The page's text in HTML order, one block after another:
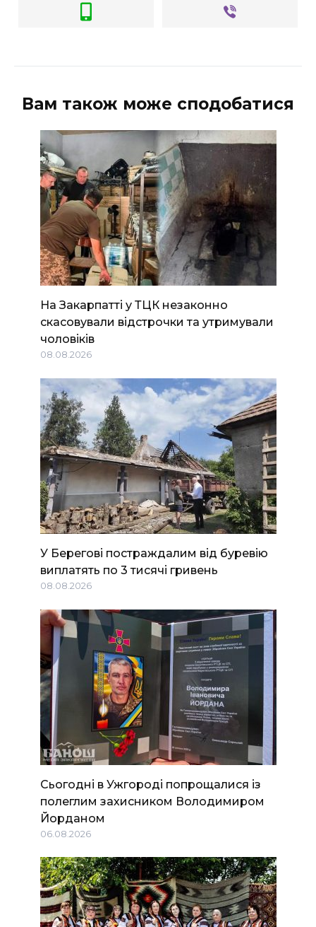
Вам також може сподобатися
На Закарпатті у ТЦК незаконно
скасовували відстрочки та утримували
чоловіків
08.08.2026
У Берегові постраждалим від буревію
виплатять по 3 тисячі гривень
08.08.2026
Сьогодні в Ужгороді попрощалися із
полеглим захисником Володимиром
Йорданом
06.08.2026